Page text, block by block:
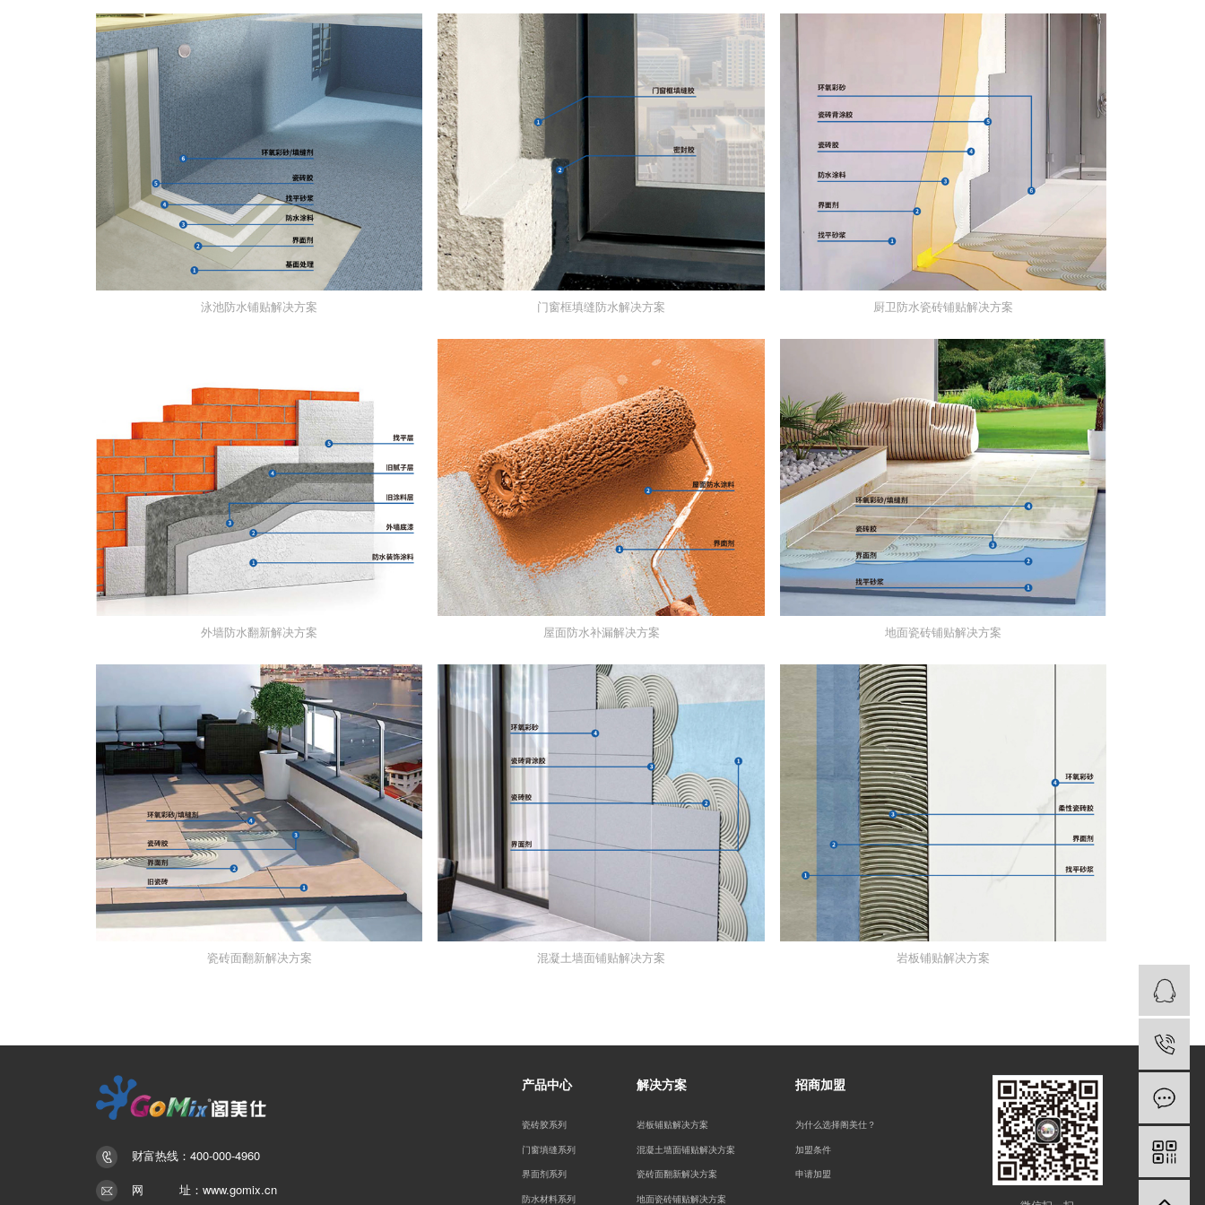
泳池防水铺贴解决方案 门窗框填缝防水解决方案 厨卫防水瓷砖铺贴解决方案
外墙防水翻新解决方案 屋面防水补漏解决方案 地面瓷砖铺贴解决方案
瓷砖面翻新解决方案 混凝土墙面铺贴解决方案 岩板铺贴解决方案
财富热线：400-000-4960
网 址：www.gomix.cn
产品中心
瓷砖胶系列
门窗填缝系列
界面剂系列
防水材料系列
解决方案
岩板铺贴解决方案
混凝土墙面铺贴解决方案
瓷砖面翻新解决方案
地面瓷砖铺贴解决方案
招商加盟
为什么选择阁美仕？
加盟条件
申请加盟